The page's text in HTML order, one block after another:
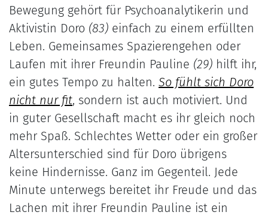
Bewegung gehört für Psychoanalytikerin und
Aktivistin Doro (83) einfach zu einem erfüllten
Leben. Gemeinsames Spazierengehen oder
Laufen mit ihrer Freundin Pauline (29) hilft ihr,
ein gutes Tempo zu halten. So fühlt sich Doro
nicht nur fit, sondern ist auch motiviert. Und
in guter Gesellschaft macht es ihr gleich noch
mehr Spaß. Schlechtes Wetter oder ein großer
Altersunterschied sind für Doro übrigens
keine Hindernisse. Ganz im Gegenteil. Jede
Minute unterwegs bereitet ihr Freude und das
Lachen mit ihrer Freundin Pauline ist ein